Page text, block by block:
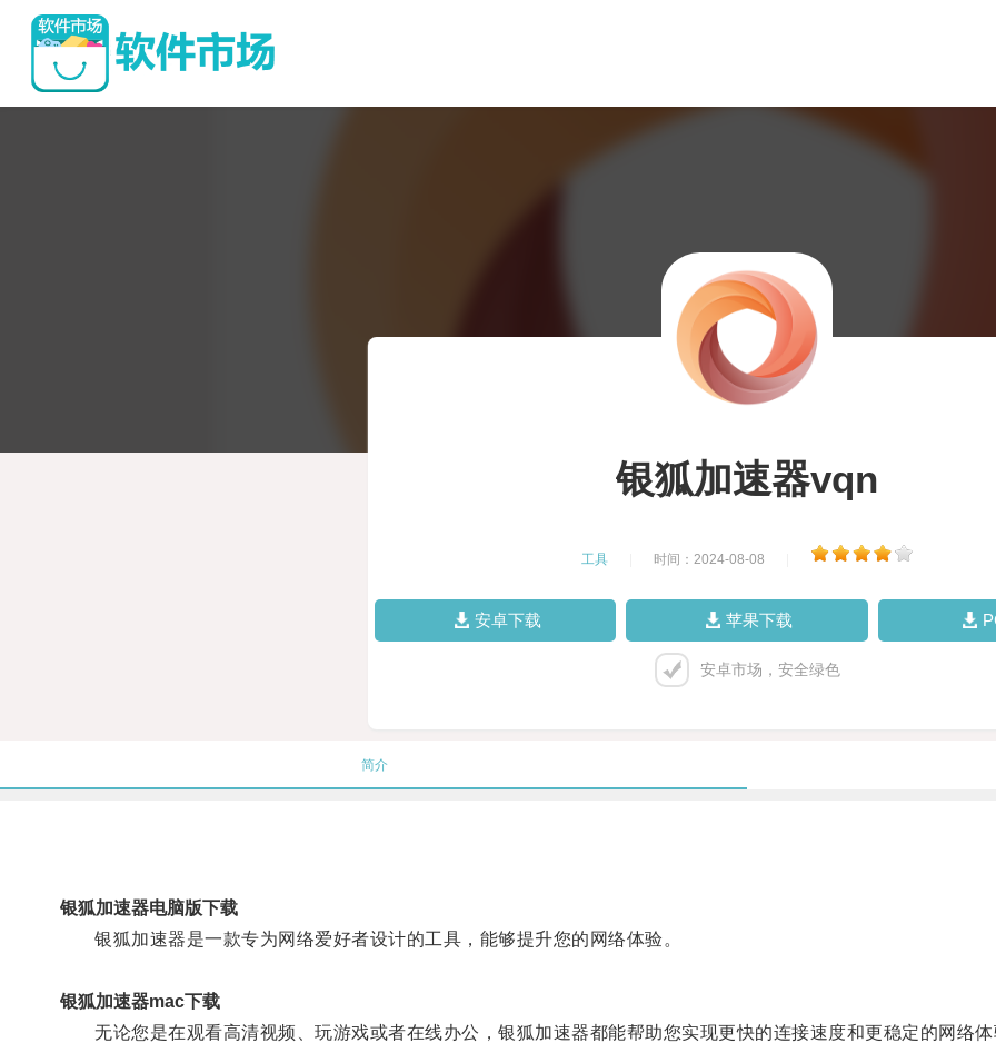
银狐加速器vqn
工具 时间：2024-08-08
安卓下载 苹果下载
安卓市场，安全绿色
简介
银狐加速器电脑版下载
银狐加速器是一款专为网络爱好者设计的工具，能够提升您的网络体验。
银狐加速器mac下载
无论您是在观看高清视频、玩游戏或者在线办公，银狐加速器都能帮助您实现更快的连接速度和更稳定的网络